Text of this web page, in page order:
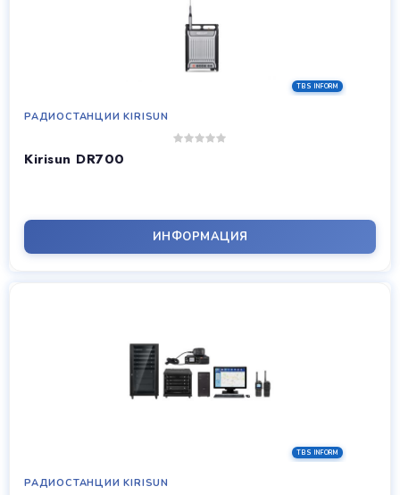
РАДИОСТАНЦИИ KIRISUN
Kirisun DR700
ИНФОРМАЦИЯ
РАДИОСТАНЦИИ KIRISUN